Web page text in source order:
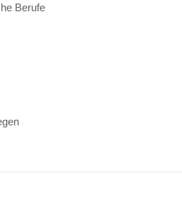
Berufe